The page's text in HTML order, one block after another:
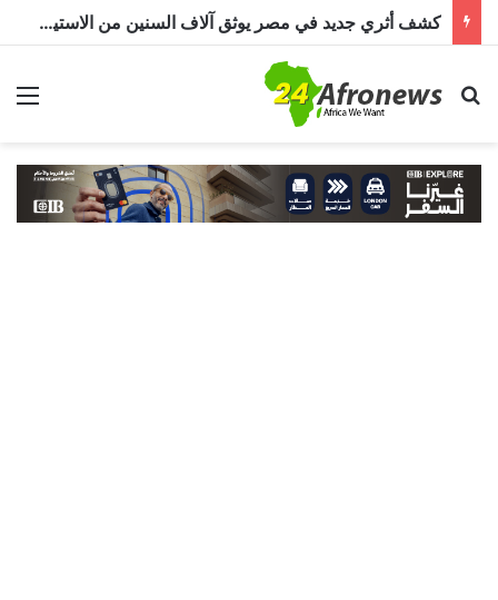
كشف أثري جديد في مصر يوثق آلاف السنين من الاستيطان البشري.. اكتشاف جبانة من عصر ما قبل الأسرات حتى العصرين اليوناني والروماني
بحث عن